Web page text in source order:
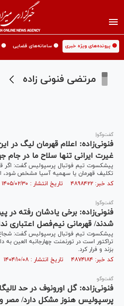
🟡 پرونده‌های ویژه خبری 🟡 سامانه‌های قضایی
مرتضی فنونی زاده
گفت‌و‌گو|
فنونی‌زاده: اعلام قهرمان لیگ در
غیرت ایرانی تنها سلاح ما در جام
پیشکسوت تیم فوتبال پرسپولیس گفت: اگر
تکلیف قهرمان یا سهمیه آسیا مشخص شود،
کد خبر: ۴۸۹۸۴۲۲ تاریخ انتشار : ۱۴۰۵/۰۲/۳۰
گفت‌و‌گو|
فنونی‌زاده: برخی یادشان رفته در
شدند/ قهرمانی نیم‌فصل اعتباری
پیشکسوت تیم فوتبال پرسپولیس گفت: شجاع
تراکتور است در تورنمنت چهارجانبه العین به
بزند و فرار کرد.
کد خبر: ۴۸۷۴۱۸۴ تاریخ انتشار : ۱۴۰۴/۱۰/۰۸
گفت‌و‌گو
فنونی‌زاده: گل اورونوف در حد
پرسپولیس هنوز مشکل دارد/ مصر